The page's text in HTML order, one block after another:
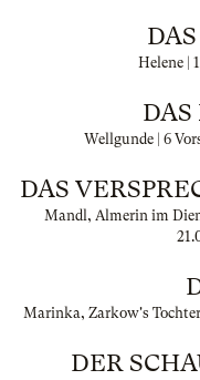
Helene |
Wellgunde | 6
DAS
Mandl, Almerin im
Marinka, Zarkow's Tochter
DER